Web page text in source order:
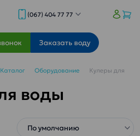
(067) 404 77 77
Заказать воду
Каталог Оборудование
Кулеры для
воды